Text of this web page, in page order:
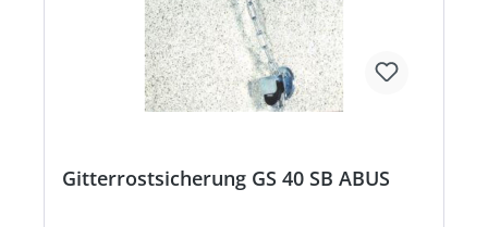
Gitterrostsicherung GS 40 SB ABUS